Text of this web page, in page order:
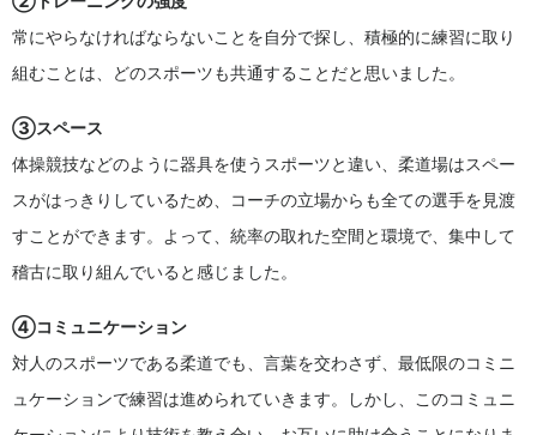
常にやらなければならないことを自分で探し、積極的に練習に取り
組むことは、どのスポーツも共通することだと思いました。
③スペース
体操競技などのように器具を使うスポーツと違い、柔道場はスペー
スがはっきりしているため、コーチの立場からも全ての選手を見渡
すことができます。よって、統率の取れた空間と環境で、集中して
稽古に取り組んでいると感じました。
④コミュニケーション
対人のスポーツである柔道でも、言葉を交わさず、最低限のコミニ
ュケーションで練習は進められていきます。しかし、このコミュニ